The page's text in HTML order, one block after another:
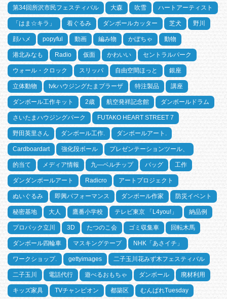
第34回所沢市民フェスティバル 大森 吹雪 ハートアーティスト
「はま☆キラ」 着ぐるみ ダンボールカッター 芝犬 野川
顔ハメ popyful 動画 編み物 かぼちゃ 動物
港北みなも Radio 仮面 かわいい セントラルパーク
ウォール・クロック スリッパ 自由空間ほっと 銀座
立体動物 tvkハウジングたまプラーザ 特注製品 講座
ダンボール工作キット 2歳 航空発祥記念館 ダンボールドラム
さいたまハウジングパーク FUTAKO HEART STREET 7
野田英里さん ダンボール工作. ダンボールアート.
Cardboardart 強化段ボール プレゼンテーションツール、
的当て メディア情報 九―ベルチップ バッグ 工作
ダンダンボールアート Radicro アートプロジェクト
ぬいぐるみ 即興パフォーマンス ダンボール作家 防災イベント
秘密基地 大人 鷹番小学校 テレビ東京 「L4you!」 納品例
プロパック立川 3D たつのこ会 ゴミ収集車 回転木馬
ダンボール四輪車 マスキングテープ NHK「あさイチ」
ワークショップ. gettyimages 二子玉川花みず木フェスティバル
二子玉川 電話代行 遊べるおもちゃ ダンボール 廃材利用
キッズ家具 TVチャンピオン 都築区 むんぱれTuesday